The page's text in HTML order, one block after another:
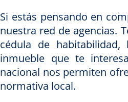
Si estás pensando en
nuestra red de agencias.
cédula de
inmueble que te
nacional nos permiten
normativa local.